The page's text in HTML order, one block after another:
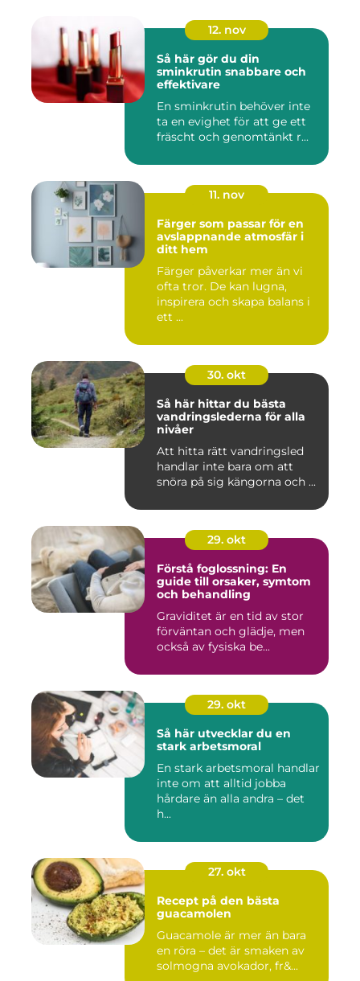
12. nov
Så här gör du din
sminkrutin snabbare och
effektivare
En sminkrutin behöver inte
ta en evighet för att ge ett
fräscht och genomtänkt r...
11. nov
Färger som passar för en
avslappnande atmosfär i
ditt hem
Färger påverkar mer än vi
ofta tror. De kan lugna,
inspirera och skapa balans i
ett ...
30. okt
Så här hittar du bästa
vandringslederna för alla
nivåer
Att hitta rätt vandringsled
handlar inte bara om att
snöra på sig kängorna och ...
29. okt
Förstå foglossning: En
guide till orsaker, symtom
och behandling
Graviditet är en tid av stor
förväntan och glädje, men
också av fysiska be...
29. okt
Så här utvecklar du en
stark arbetsmoral
En stark arbetsmoral handlar
inte om att alltid jobba
hårdare än alla andra – det
h...
27. okt
Recept på den bästa
guacamolen
Guacamole är mer än bara
en röra – det är smaken av
solmogna avokador, fr&...